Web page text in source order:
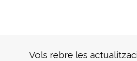
Vols rebre les